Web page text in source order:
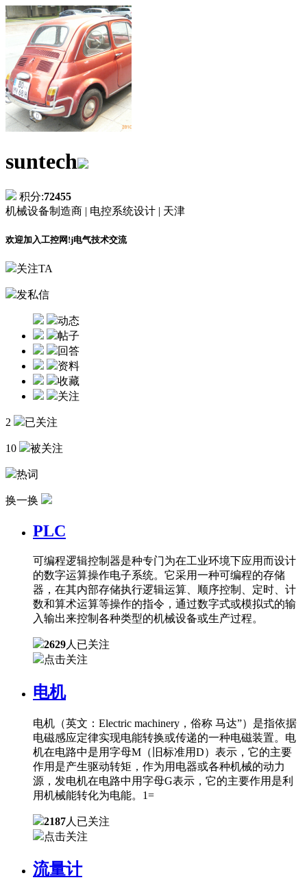
suntech
积分:72455
机械设备制造商 | 电控系统设计 | 天津
欢迎加入工控网!j电气技术交流
关注TA
发私信
动态
帖子
回答
资料
收藏
关注
2 已关注
10 被关注
热词
换一换
PLC
可编程逻辑控制器是种专门为在工业环境下应用而设计
的数字运算操作电子系统。它采用一种可编程的存储
器，在其内部存储执行逻辑运算、顺序控制、定时、计
数和算术运算等操作的指令，通过数字式或模拟式的输
入输出来控制各种类型的机械设备或生产过程。
2629人已关注
点击关注
电机
电机（英文：Electric machinery，俗称 马达”）是指依据
电磁感应定律实现电能转换或传递的一种电磁装置。电
机在电路中是用字母M（旧标准用D）表示，它的主要
作用是产生驱动转矩，作为用电器或各种机械的动力
源，发电机在电路中用字母G表示，它的主要作用是利
用机械能转化为电能。1=
2187人已关注
点击关注
流量计